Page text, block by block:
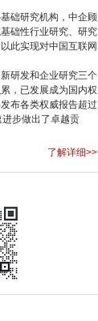
础研究机构，中企顾
础性行业研究、研究
此实现对中国互联网
研发和企业研究三个
，已发展成为国内权
布各类权威报告超过
步做出了卓越贡
了解详细>>